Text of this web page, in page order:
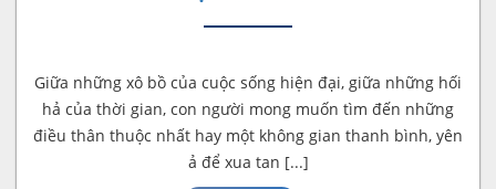
Giữa những xô bồ của cuộc sống hiện đại, giữa những hối
hả của thời gian, con người mong muốn tìm đến những
điều thân thuộc nhất hay một không gian thanh bình, yên
ả để xua tan [...]